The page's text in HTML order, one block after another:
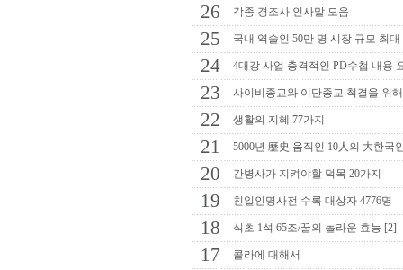
26 각종 경조사 인사말 모음
25 국내 역술인 50만 명 시장 규모 최
24 4대강 사업 충격적인 PD수첩 내용
23 사이비종교와 이단종교 척결을 위
22 생활의 지혜 77가지
21 5000년 歷史 움직인 10人의 大한국
20 간병사가 지켜야할 덕목 20가지
19 친일인명사전 수록 대상자 4776명
18 식초 1석 65조/꿀의 놀라운 효능 [2]
17 콜라에 대해서